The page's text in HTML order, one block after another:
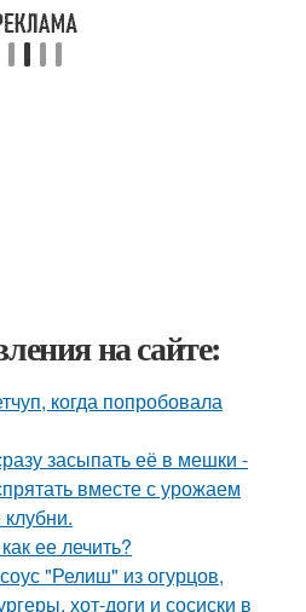
на сайте:
когда попробовала
засыпать её в мешки -
вместе с урожаем
ее лечить?
"Релиш" из огурцов,
хот-доги и сосиски в